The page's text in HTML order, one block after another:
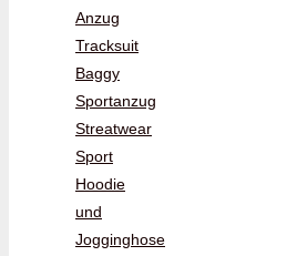
Anzug
Tracksuit
Baggy
Sportanzug
Streatwear
Sport
Hoodie
und
Jogginghose